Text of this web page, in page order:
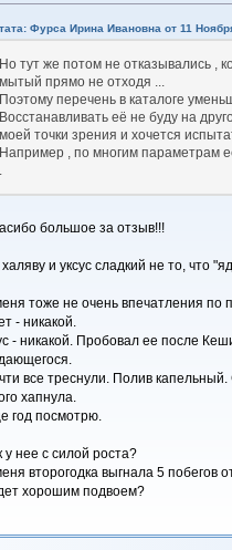
Фурса Ирина Ивановна от 11
Но тут же потом не отказывались ,
мытый прямо не отходя ...
Поэтому перечень в каталоге
Восстанавливать её не буду на
моей точки зрения и хочется
Например , по многим параметрам
.
большое за отзыв!!!
и уксус сладкий не то, что
тоже не очень впечатления по
- никакой.
- никакой. Пробовал ее после
все треснули. Полив
хапнула.
год посмотрю.
у нее с силой роста?
второгодка выгнала 5 побегов
хорошим подвоем?